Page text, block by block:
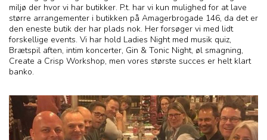
miljø der hvor vi har butikker. P.t. har vi kun mulighed for at lave
større arrangementer i butikken på Amagerbrogade 146, da det er
den eneste butik der har plads nok. Her forsøger vi med lidt
forskellige events. Vi har hold Ladies Night med musik quiz,
Brætspil aften, intim koncerter, Gin & Tonic Night, øl smagning,
Create a Crisp Workshop, men vores største succes er helt klart
banko.